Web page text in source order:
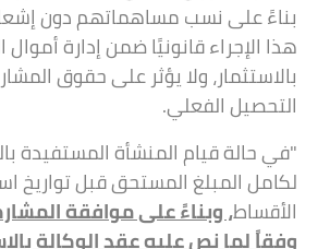
بناءً على نسب مساهماتهم دون
هذا الإجراء قانونيًا ضمن إدارة أموال
بالاستثمار، ولا يؤثر على حقوق
التحصيل الفعلي.
"في حالة قيام المنشأة المستفيدة
لكامل المبلغ المستحق قبل تواريخ
الأقساط، وبناءً على موافقة
وفقاً لما نص عليه عقد الوكالة